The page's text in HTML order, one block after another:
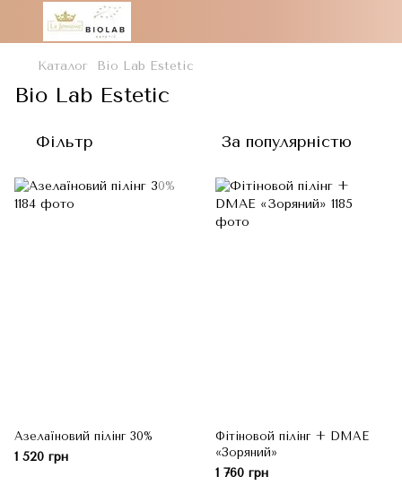
Каталог Bio Lab Estetic
Bio Lab Estetic
Фільтр За популярністю
Азелаїновий пілінг 30%
1 520 грн
Фітіновой пілінг + DMAE
«Зоряний»
1 760 грн